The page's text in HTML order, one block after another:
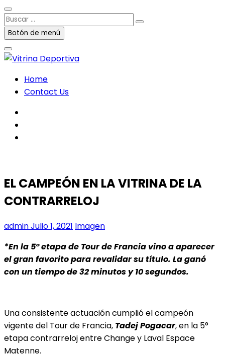
Buscar
…Botón de menú
Home
Contact Us
EL CAMPEÓN EN LA VITRINA DE LA
CONTRARRELOJ
adminJulio 1, 2021 Imagen
*En la 5° etapa de Tour de Francia vino a aparecer
el gran favorito para revalidar su título. La ganó
con un tiempo de 32 minutos y 10 segundos.
Una consistente actuación cumplió el campeón
vigente del Tour de Francia, Tadej Pogacar, en la 5°
etapa contrarreloj entre Change y Laval Espace
Matenne.